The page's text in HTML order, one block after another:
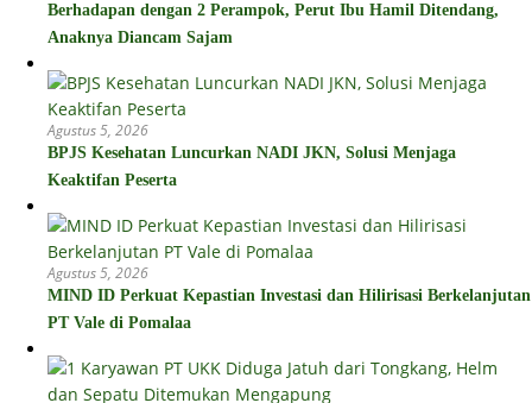
Berhadapan dengan 2 Perampok, Perut Ibu Hamil Ditendang,
Anaknya Diancam Sajam
Agustus 5, 2026
BPJS Kesehatan Luncurkan NADI JKN, Solusi Menjaga
Keaktifan Peserta
Agustus 5, 2026
MIND ID Perkuat Kepastian Investasi dan Hilirisasi Berkelanjutan
PT Vale di Pomalaa